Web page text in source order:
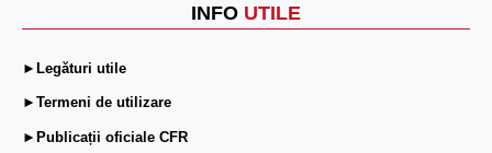
INFO UTILE
►Legături utile
►Termeni de utilizare
►Publicații oficiale CFR